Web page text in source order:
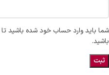
شما باید وارد حساب خود شده باشید
باشید.